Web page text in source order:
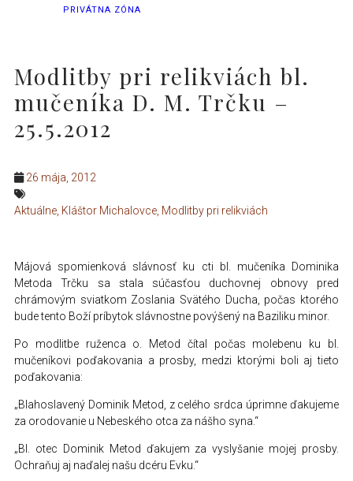
PRIVÁTNA ZÓNA
Modlitby pri relikviách bl.
mučeníka D. M. Trčku –
25.5.2012
26 mája, 2012
Aktuálne Kláštor Michalovce Modlitby pri relikviách
Májová spomienková slávnosť ku cti bl. mučeníka Dominika
Metoda Trčku sa stala súčasťou duchovnej obnovy pred
chrámovým sviatkom Zoslania Svätého Ducha, počas ktorého
bude tento Boží príbytok slávnostne povýšený na Baziliku minor.
Po modlitbe ruženca o. Metod čítal počas molebenu ku bl.
mučeníkovi poďakovania a prosby, medzi ktorými boli aj tieto
poďakovania:
„Blahoslavený Dominik Metod, z celého srdca úprimne ďakujeme
za orodovanie u Nebeského otca za nášho syna.“
„Bl. otec Dominik Metod ďakujem za vyslyšanie mojej prosby.
Ochraňuj aj naďalej našu dcéru Evku.“